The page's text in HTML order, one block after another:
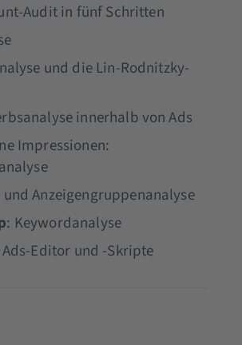
Audit in fünf Schritten
und die Lin-Rodnitzky-
innerhalb von Ads
Impressionen:
Anzeigengruppenanalyse
: Keywordanalyse
Editor und -Skripte